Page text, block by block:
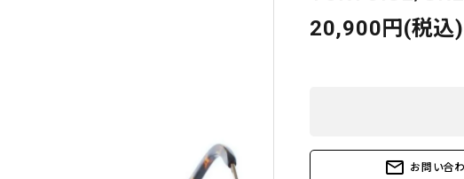
20,900円(税込)
mail_outline お問い合